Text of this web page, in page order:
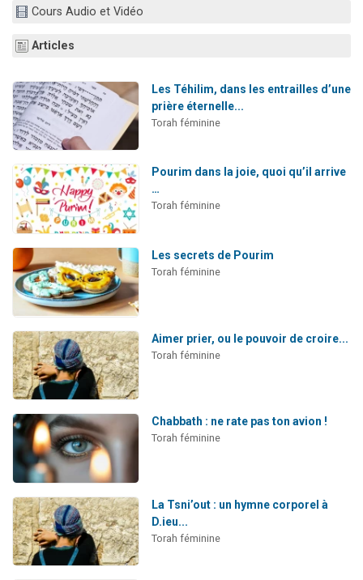
2 personnes viennent de faire un don pour 1 Journée de Vacances Pour les Enfants
Il reste 49 places pour étudier en groupe sur Zoom
Cours Audio et Vidéo
Articles
Les Téhilim, dans les entrailles d’une
prière éternelle...
Torah féminine
Pourim dans la joie, quoi qu’il arrive
…
Torah féminine
Les secrets de Pourim
Torah féminine
Aimer prier, ou le pouvoir de croire...
Torah féminine
Chabbath : ne rate pas ton avion !
Torah féminine
La Tsni’out : un hymne corporel à
D.ieu...
Torah féminine